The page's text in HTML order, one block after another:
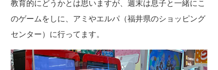
教育的にどうかとは思いますが、週末は息子と一緒にこ
のゲームをしに、アミやエルパ（福井県のショッピング
センター）に行ってます。